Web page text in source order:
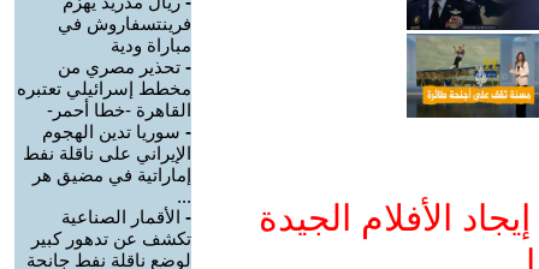
الأفلام الجيدة
فرينتسفاروش في
مباراة ودية
- تحذير مصري من
مخطط إسرائيلي تعتبره
القاهرة -خطا أحمر-
- سوريا تدين الهجوم
الإيراني على ناقلة نفط
إماراتية في مضيق هر
...
- الأقمار الصناعية
تكشف عن تدهور كبير
لوضع ناقلة نفط جانحة